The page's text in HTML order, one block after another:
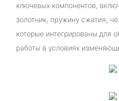
ключевых компонентов,
золотник, пружину сжатия,
которые интегрированы для
работы в условиях